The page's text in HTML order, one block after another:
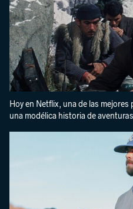
Hoy en Netflix, una de las
una modélica historia de